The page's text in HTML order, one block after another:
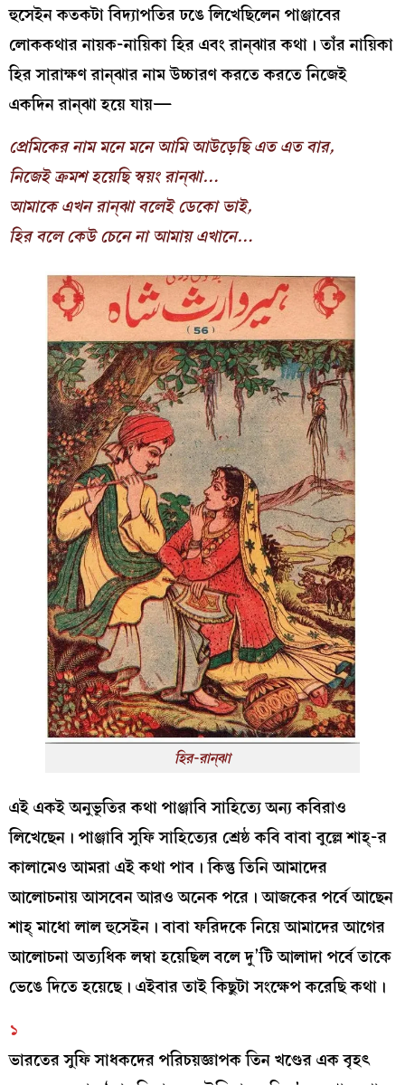
হুসেইন কতকটা বিদ্যাপতির ঢঙে লিখেছিলেন পাঞ্জাবের
লোককথার নায়ক-নায়িকা হির এবং রান্‌ঝার কথা। তাঁর নায়িকা
হির সারাক্ষণ রান্‌ঝার নাম উচ্চারণ করতে করতে নিজেই
একদিন রান্‌ঝা হয়ে যায়—
প্রেমিকের নাম মনে মনে আমি আউড়েছি এত এত বার,
নিজেই ক্রমশ হয়েছি স্বয়ং রান্‌ঝা…
আমাকে এখন রান্‌ঝা বলেই ডেকো ভাই,
হির বলে কেউ চেনে না আমায় এখানে…
হির-রান্ঝা
এই একই অনুভূতির কথা পাঞ্জাবি সাহিত্যে অন্য কবিরাও
লিখেছেন। পাঞ্জাবি সুফি সাহিত্যের শ্রেষ্ঠ কবি বাবা বুল্লে শাহ্‌-র
কালামেও আমরা এই কথা পাব। কিন্তু তিনি আমাদের
আলোচনায় আসবেন আরও অনেক পরে। আজকের পর্বে আছেন
শাহ্‌ মাধো লাল হুসেইন। বাবা ফরিদকে নিয়ে আমাদের আগের
আলোচনা অত্যধিক লম্বা হয়েছিল বলে দু’টি আলাদা পর্বে তাকে
ভেঙে দিতে হয়েছে। এইবার তাই কিছুটা সংক্ষেপ করেছি কথা।
১
ভারতের সুফি সাধকদের পরিচয়জ্ঞাপক তিন খণ্ডের এক বৃহৎ